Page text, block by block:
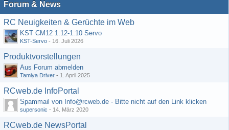
Forum & News
RC Neuigkeiten & Gerüchte im Web
KST CM12 1:12-1:10 Servo
KST-Servo - 16. Juli 2026
Produktvorstellungen
Aus Forum abmelden
Tamiya Driver - 1. April 2025
RCweb.de InfoPortal
Spammail von Info@rcweb.de - Bitte nicht auf den Link klicken
supersonic - 14. März 2020
RCweb.de NewsPortal